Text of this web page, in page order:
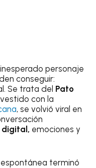
personaje
conseguir:
Se trata del Pato
con la
, se volvió viral en
emociones y
terminó